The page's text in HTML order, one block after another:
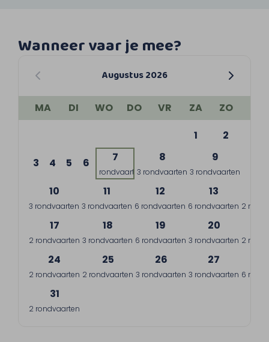
Wanneer vaar je mee?
Augustus 2026
MA DI WO DO VR ZA
ZO
1
2
3 4 5 6 7
1 rondvaart
8
3 rondvaarten
9
3 rondvaarten
10
3 rondvaarten
11
3 rondvaarten
12
6 rondvaarten
13
6 rondvaarten 2
17
2 rondvaarten
18
3 rondvaarten
19
6 rondvaarten
20
3 rondvaarten 2
24
2 rondvaarten
25
2 rondvaarten
26
3 rondvaarten
27
3 rondvaarten 6
31
2 rondvaarten